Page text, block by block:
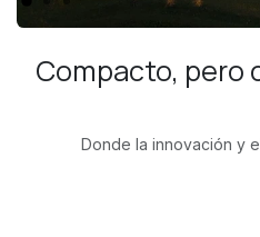
Compacto, pero
Donde la innovación y